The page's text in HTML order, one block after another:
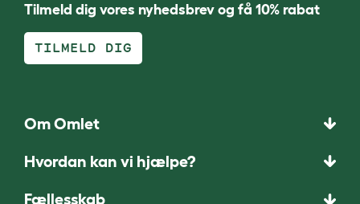
Tilmeld dig vores nyhedsbrev og få 10% rabat
TILMELD DIG
Om Omlet
Hvordan kan vi hjælpe?
Fællesskab